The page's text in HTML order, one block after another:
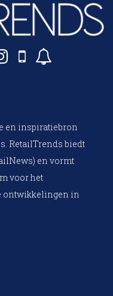
en inspiratiebron
RetailTrends biedt
en vormt
voor het
ontwikkelingen in